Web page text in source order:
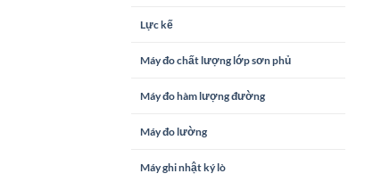
Lực kế
Máy đo chất lượng lớp sơn phủ
Máy đo hàm lượng đường
Máy đo lường
Máy ghi nhật ký lò